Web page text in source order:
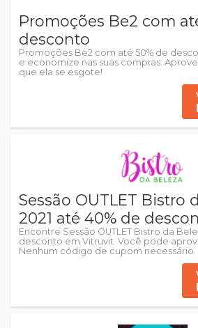
Promoções Be2 com
desconto
Promoções Be2 com até 50% de
e economize nas suas compras.
que ela se esgote!
Sessão OUTLET Bistro
2021 até 40% de
Encontre Sessão OUTLET Bistro da
desconto em Vitruvit. Você pode
Nenhum código de cupom necessário.